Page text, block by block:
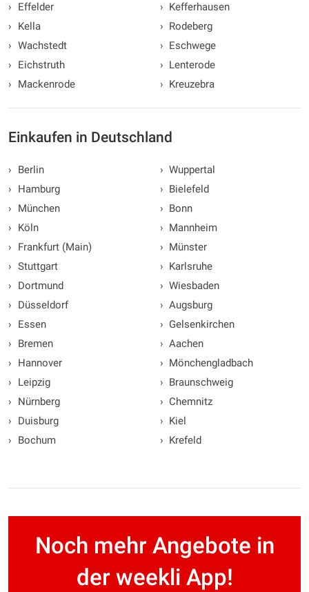
›
Effelder
›
Kella
› Wachstedt
›
Eichstruth
›
Mackenrode
› Kefferhausen
› Rodeberg
› Eschwege
› Lenterode
› Kreuzebra
Einkaufen in Deutschland
›
Berlin
›
Hamburg
›
München
›
Köln
›
Frankfurt (Main)
› Stuttgart
›
Dortmund
›
Düsseldorf
›
Essen
›
Bremen
›
Hannover
›
Leipzig
›
Nürnberg
›
Duisburg
›
Bochum
› Wuppertal
› Bielefeld
› Bonn
› Mannheim
› Münster
› Karlsruhe
› Wiesbaden
› Augsburg
› Gelsenkirchen
› Aachen
› Mönchengladbach
› Braunschweig
› Chemnitz
› Kiel
› Krefeld
Noch mehr Angebote in
der weekli App!